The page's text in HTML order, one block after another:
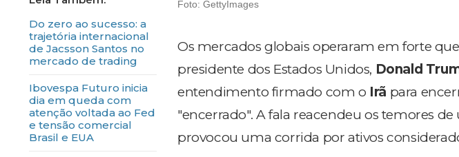
Do zero ao sucesso: a
trajetória internacional
de Jacsson Santos no
mercado de trading
Ibovespa Futuro inicia
dia em queda com
atenção voltada ao Fed
e tensão comercial
Brasil e EUA
Foto: GettyImages
Os mercados globais operaram em forte
presidente dos Estados Unidos, Donald
entendimento firmado com o Irã para
"encerrado". A fala reacendeu os temores
provocou uma corrida por ativos